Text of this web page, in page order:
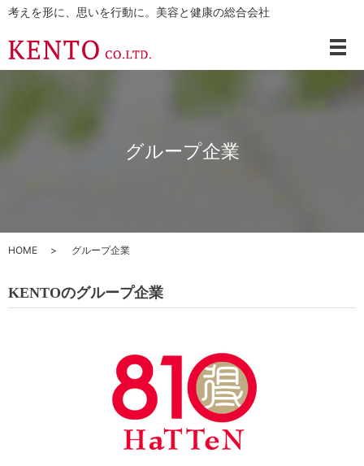
考えを形に、思いを行動に。美容と健康の総合会社
メ
グループ企業
HOME グループ企業
KENTOのグループ企業